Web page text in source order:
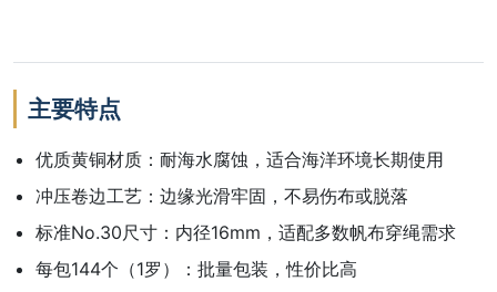
主要特点
优质黄铜材质：耐海水腐蚀，适合海洋环境长期使用
冲压卷边工艺：边缘光滑牢固，不易伤布或脱落
标准No.30尺寸：内径16mm，适配多数帆布穿绳需求
每包144个（1罗）：批量包装，性价比高